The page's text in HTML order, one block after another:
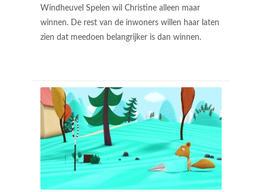
Windheuvel Spelen wil Christine alleen maar
winnen. De rest van de inwoners willen haar laten
zien dat meedoen belangrijker is dan winnen.